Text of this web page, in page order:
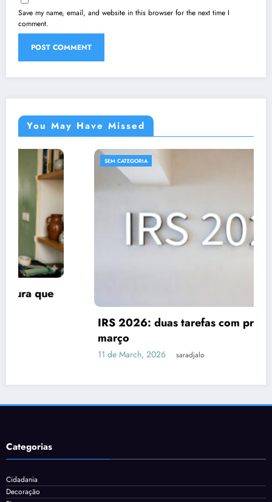
Save my name, email, and website in this browser for the next time I
comment.
You May Have Missed
SEM CATEGORIA
IRS 2026: duas tarefas com prazo até 31 de
saradjalo
Categorias
Cidadania
Decoração